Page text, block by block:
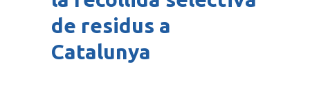
de residus a
Catalunya